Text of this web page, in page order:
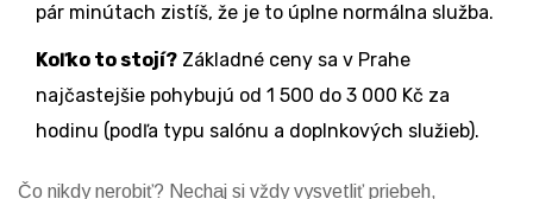
pár minútach zistíš, že je to úplne normálna služba.
Koľko to stojí? Základné ceny sa v Prahe
najčastejšie pohybujú od 1 500 do 3 000 Kč za
hodinu (podľa typu salónu a doplnkových služieb).
Čo nikdy nerobiť? Nechaj si vždy vysvetliť priebeh,